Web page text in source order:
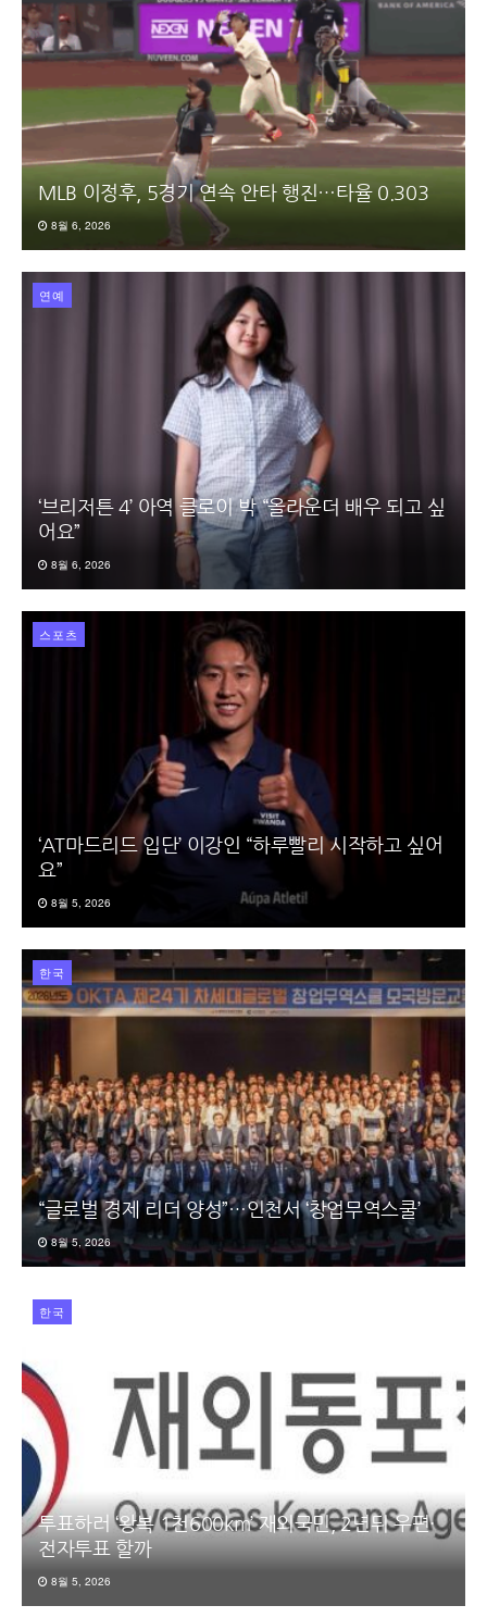
MLB 이정후, 5경기 연속 안타 행진…타율 0.303
8월 6, 2026
연예
‘브리저튼 4’ 아역 클로이 박 “올라운더 배우 되고 싶
어요”
8월 6, 2026
스포츠
‘AT마드리드 입단’ 이강인 “하루빨리 시작하고 싶어
요”
8월 5, 2026
한국
“글로벌 경제 리더 양성”…인천서 ‘창업무역스쿨’
8월 5, 2026
한국
투표하러 ‘왕복 1천600km’ 재외국민, 2년뒤 우편·
전자투표 할까
8월 5, 2026